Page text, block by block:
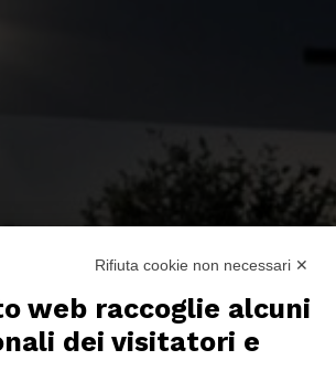
Rifiuta cookie non necessari ✕
web raccoglie alcuni
dei visitatori e